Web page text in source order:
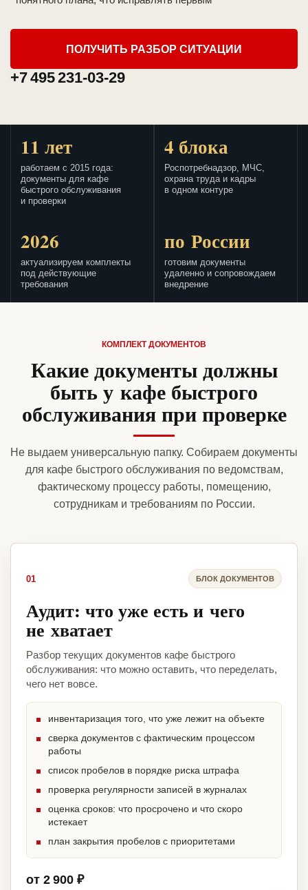
ПОЛУЧИТЬ РАЗБОР СИТУАЦИИ
+7 495 231-03-29
11 лет
работаем с 2015 года:
документы для кафе
быстрого обслуживания
и проверки
4 блока
Роспотребнадзор, МЧС,
охрана труда и кадры
в одном контуре
2026
актуализируем комплекты
под действующие
требования
по России
готовим документы
удаленно и сопровождаем
внедрение
КОМПЛЕКТ ДОКУМЕНТОВ
Какие документы должны
быть у кафе быстрого
обслуживания при проверке
Не выдаем универсальную папку. Собираем документы
для кафе быстрого обслуживания по ведомствам,
фактическому процессу работы, помещению,
сотрудникам и требованиям по России.
01 БЛОК ДОКУМЕНТОВ
Аудит: что уже есть и чего
не хватает
Разбор текущих документов кафе быстрого
обслуживания: что можно оставить, что переделать,
чего нет вовсе.
инвентаризация того, что уже лежит на объекте
сверка документов с фактическим процессом
работы
список пробелов в порядке риска штрафа
проверка регулярности записей в журналах
оценка сроков: что просрочено и что скоро
истекает
план закрытия пробелов с приоритетами
от 2 900 ₽